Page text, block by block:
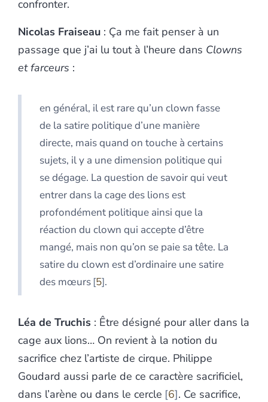
confronter.
Nicolas Fraiseau : Ça me fait penser à un
passage que j’ai lu tout à l’heure dans Clowns
et farceurs :
en général, il est rare qu’un clown fasse
de la satire politique d’une manière
directe, mais quand on touche à certains
sujets, il y a une dimension politique qui
se dégage. La question de savoir qui veut
entrer dans la cage des lions est
profondément politique ainsi que la
réaction du clown qui accepte d’être
mangé, mais non qu’on se paie sa tête. La
satire du clown est d’ordinaire une satire
des mœurs 5 .
Léa de Truchis : Être désigné pour aller dans la
cage aux lions… On revient à la notion du
sacrifice chez l’artiste de cirque. Philippe
Goudard aussi parle de ce caractère sacrificiel,
dans l’arène ou dans le cercle 6 . Ce sacrifice,